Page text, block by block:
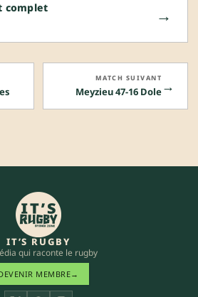
complet →
→
MATCH SUIVANT
Meyzieu 47-16 Dole
IT’S RUGBY
qui raconte le rugby
MEMBRE→